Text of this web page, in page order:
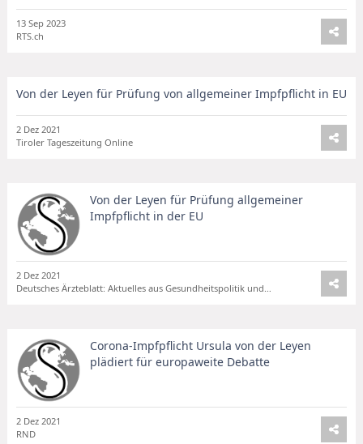
13 Sep 2023
RTS.ch
Von der Leyen für Prüfung von allgemeiner Impfpflicht in EU
2 Dez 2021
Tiroler Tageszeitung Online
Von der Leyen für Prüfung allgemeiner
Impfpflicht in der EU
2 Dez 2021
Deutsches Ärzteblatt: Aktuelles aus Gesundheitspolitik und Medizin
Corona-Impfpflicht Ursula von der Leyen
plädiert für europaweite Debatte
2 Dez 2021
RND